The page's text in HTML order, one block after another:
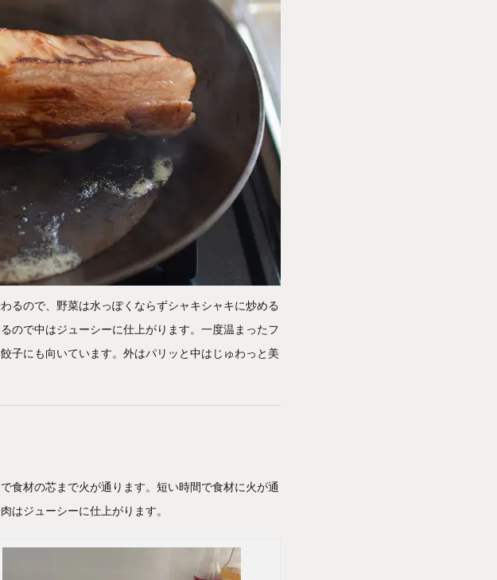
るので、野菜は水っぽくならずシャキシャキに炒める
ので中はジューシーに仕上がります。一度温まったフ
子にも向いています。外はパリッと中はじゅわっと美
食材の芯まで火が通ります。短い時間で食材に火が通
はジューシーに仕上がります。